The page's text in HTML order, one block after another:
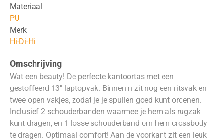
Materiaal
PU
Merk
Hi-Di-Hi
Omschrijving
Wat een beauty! De perfecte kantoortas met een
gestoffeerd 13″ laptopvak. Binnenin zit nog een ritsvak en
twee open vakjes, zodat je je spullen goed kunt ordenen.
Inclusief 2 schouderbanden waarmee je hem als rugzak
kunt dragen, en 1 losse schouderband om hem crossbody
te dragen. Optimaal comfort! Aan de voorkant zit een leuk